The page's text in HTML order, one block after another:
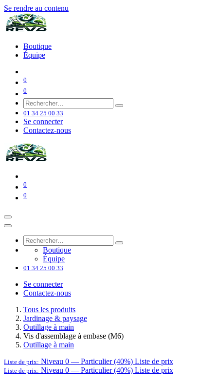
Se rendre au contenu
Boutique
Équipe
0
0
01 34 25 00 33
Se connecter
Contactez-nous
0
0
Boutique
Équipe
01 34 25 00 33
Se connecter
Contactez-nous
Tous les produits
Jardinage & paysage
Outillage à main
Vis d'assemblage à embase (M6)
Outillage à main
Liste de prix: Niveau 0 — Particulier (40%) Liste de prix
Liste de prix: Niveau 0 — Particulier (40%) Liste de prix